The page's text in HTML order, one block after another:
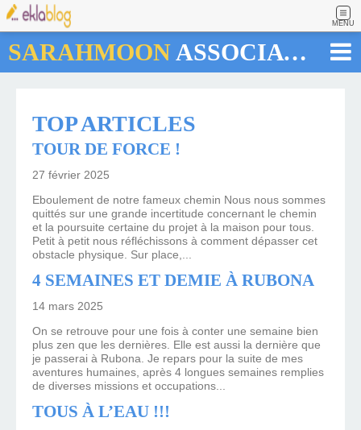
MENU
SARAHMOON ASSOCIATION
TOP ARTICLES
TOUR DE FORCE !
27 février 2025
Eboulement de notre fameux chemin Nous nous sommes
quittés sur une grande incertitude concernant le chemin
et la poursuite certaine du projet à la maison pour tous.
Petit à petit nous réfléchissons à comment dépasser cet
obstacle physique. Sur place,...
4 SEMAINES ET DEMIE À RUBONA
14 mars 2025
On se retrouve pour une fois à conter une semaine bien
plus zen que les dernières. Elle est aussi la dernière que
je passerai à Rubona. Je repars pour la suite de mes
aventures humaines, après 4 longues semaines remplies
de diverses missions et occupations...
TOUS À L’EAU !!!